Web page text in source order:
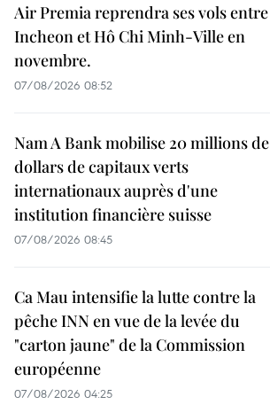
Air Premia reprendra ses vols entre
Incheon et Hô Chi Minh-Ville en
novembre.
07/08/2026 08:52
Nam A Bank mobilise 20 millions de
dollars de capitaux verts
internationaux auprès d'une
institution financière suisse
07/08/2026 08:45
Ca Mau intensifie la lutte contre la
pêche INN en vue de la levée du
"carton jaune" de la Commission
européenne
07/08/2026 04:25